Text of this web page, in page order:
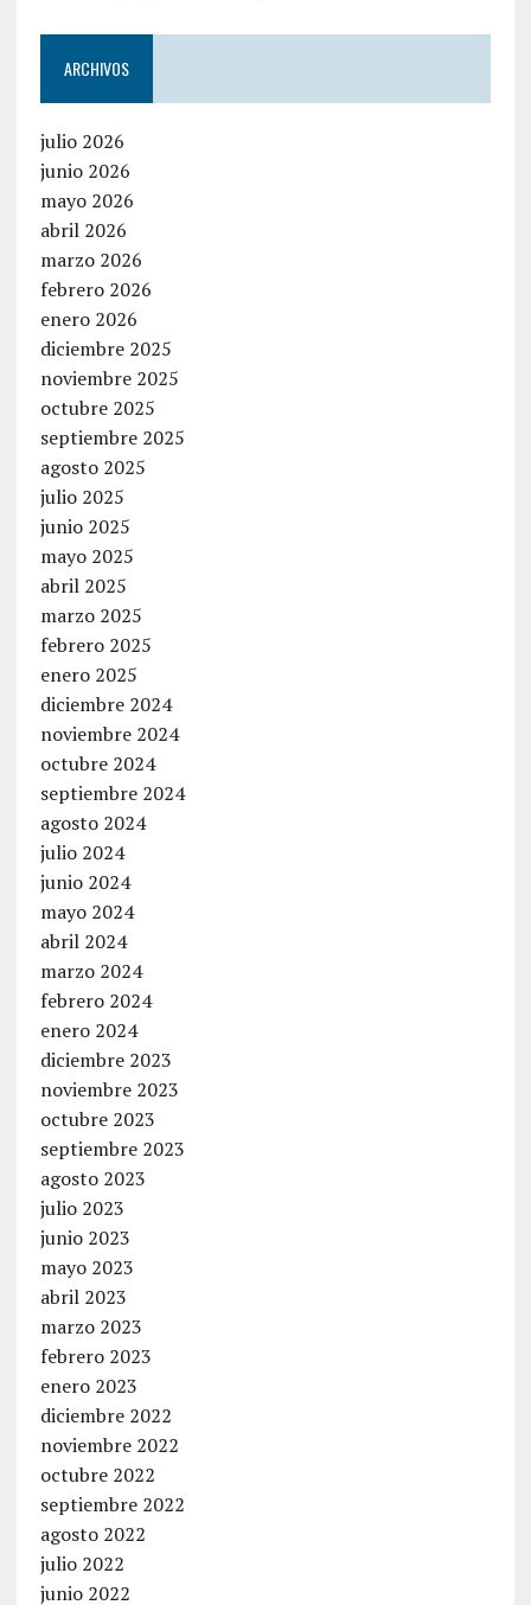
ARCHIVOS
julio 2026
junio 2026
mayo 2026
abril 2026
marzo 2026
febrero 2026
enero 2026
diciembre 2025
noviembre 2025
octubre 2025
septiembre 2025
agosto 2025
julio 2025
junio 2025
mayo 2025
abril 2025
marzo 2025
febrero 2025
enero 2025
diciembre 2024
noviembre 2024
octubre 2024
septiembre 2024
agosto 2024
julio 2024
junio 2024
mayo 2024
abril 2024
marzo 2024
febrero 2024
enero 2024
diciembre 2023
noviembre 2023
octubre 2023
septiembre 2023
agosto 2023
julio 2023
junio 2023
mayo 2023
abril 2023
marzo 2023
febrero 2023
enero 2023
diciembre 2022
noviembre 2022
octubre 2022
septiembre 2022
agosto 2022
julio 2022
junio 2022